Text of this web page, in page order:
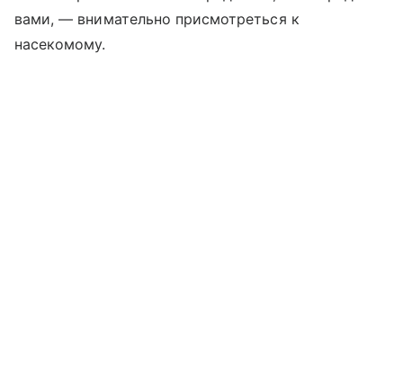
вами, — внимательно присмотреться к
насекомому.